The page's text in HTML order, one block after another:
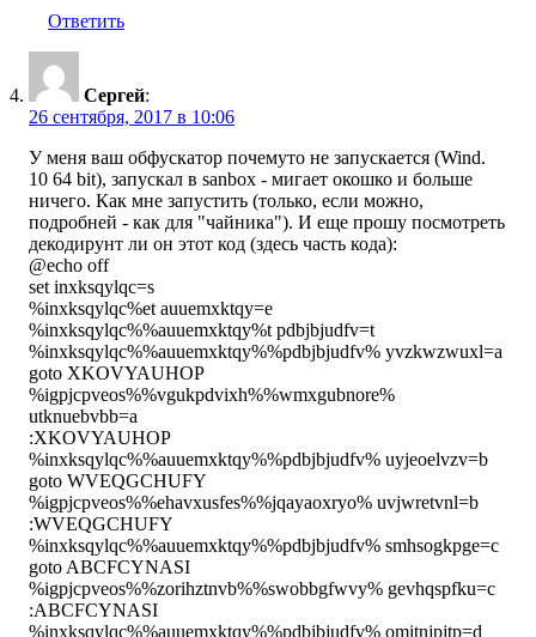
Ответить
Сергей:
26 сентября, 2017 в 10:06
У меня ваш обфускатор почемуто не запускается (Wind.
10 64 bit), запускал в sanbox - мигает окошко и больше
ничего. Как мне запустить (только, если можно,
подробней - как для "чайника"). И еще прошу посмотреть
декодирунт ли он этот код (здесь часть кода):
@echo off
set inxksqylqc=s
%inxksqylqc%et auuemxktqy=e
%inxksqylqc%%auuemxktqy%t pdbjbjudfv=t
%inxksqylqc%%auuemxktqy%%pdbjbjudfv% yvzkwzwuxl=a
goto XKOVYAUHOP
%igpjcpveos%%vgukpdvixh%%wmxgubnore%
utknuebvbb=a
:XKOVYAUHOP
%inxksqylqc%%auuemxktqy%%pdbjbjudfv% uyjeoelvzv=b
goto WVEQGCHUFY
%igpjcpveos%%ehavxusfes%%jqayaoxryo% uvjwretvnl=b
:WVEQGCHUFY
%inxksqylqc%%auuemxktqy%%pdbjbjudfv% smhsogkpge=c
goto ABCFCYNASI
%igpjcpveos%%zorihztnvb%%swobbgfwvy% gevhqspfku=c
:ABCFCYNASI
%inxksqylqc%%auuemxktqy%%pdbjbjudfv% omitnjpjtp=d